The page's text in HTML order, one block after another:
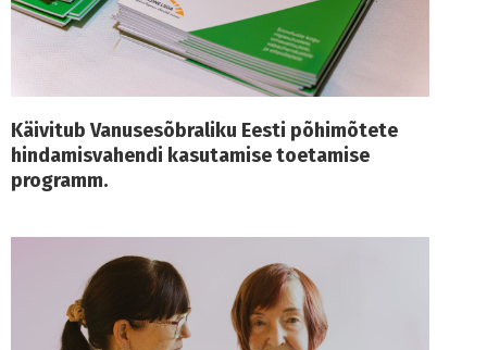
Käivitub Vanusesõbraliku Eesti põhimõtete
hindamisvahendi kasutamise toetamise
programm.